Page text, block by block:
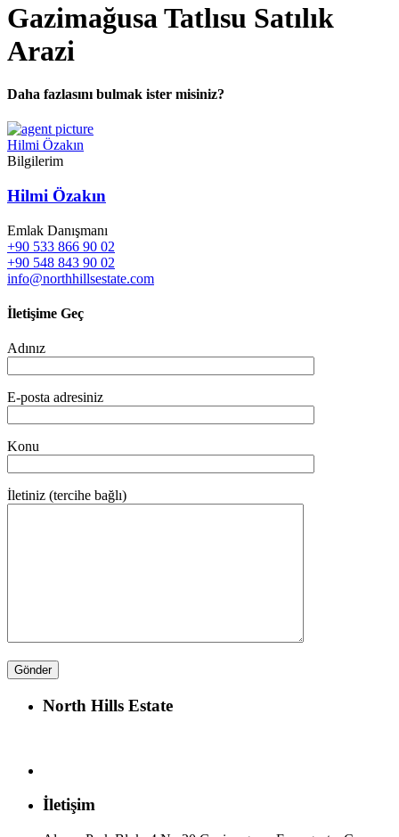
Gazimağusa Tatlısu Satılık
Arazi
Daha fazlasını bulmak ister misiniz?
Hilmi Özakın
Bilgilerim
Hilmi Özakın
Emlak Danışmanı
+90 533 866 90 02
+90 548 843 90 02
info@northhillsestate.com
İletişime Geç
Adınız
E-posta adresiniz
Konu
İletiniz (tercihe bağlı)
North Hills Estate
İletişim